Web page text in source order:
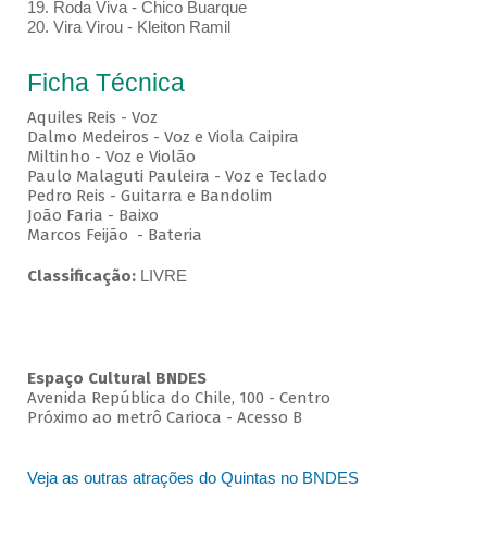
19. Roda Viva - Chico Buarque
20. Vira Virou - Kleiton Ramil
Ficha Técnica
Aquiles Reis - Voz
Dalmo Medeiros - Voz e Viola Caipira
Miltinho - Voz e Violão
Paulo Malaguti Pauleira - Voz e Teclado
Pedro Reis - Guitarra e Bandolim
João Faria - Baixo
Marcos Feijão - Bateria
Classificação: LIVRE
Espaço Cultural BNDES
Avenida República do Chile, 100 - Centro
Próximo ao metrô Carioca - Acesso B
Veja as outras atrações do Quintas no BNDES